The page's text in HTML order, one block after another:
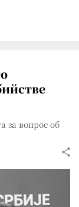
за вопрос об